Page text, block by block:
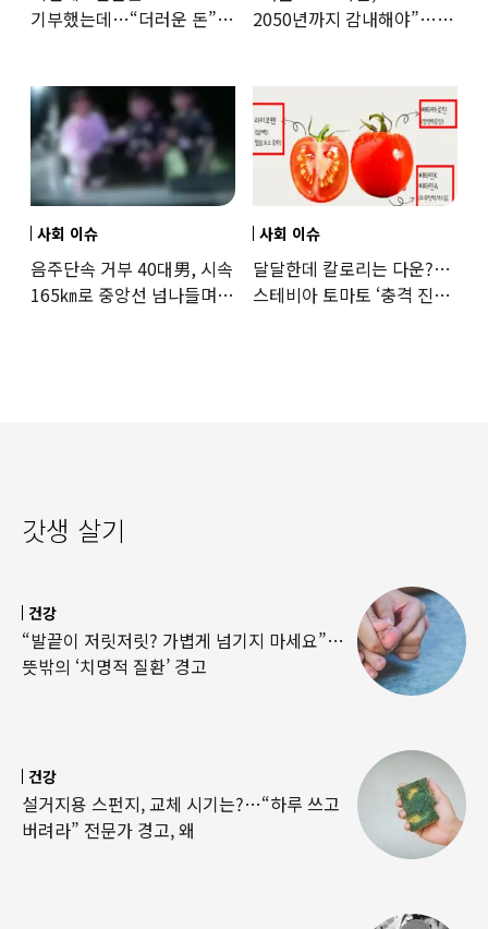
기부했는데…“더러운 돈”
2050년까지 감내해야”…
사회 이슈
음주단속 거부 40대男, 시속
165㎞로 중앙선 넘나들며
사회 이슈
달달한데 칼로리는 다운?…
스테비아 토마토 ‘충격 진실’
갓생 살기
건강
“발끝이 저릿저릿? 가볍게 넘기지 마세요”…
뜻밖의 ‘치명적 질환’ 경고
건강
설거지용 스펀지, 교체 시기는?…“하루 쓰고
버려라” 전문가 경고, 왜